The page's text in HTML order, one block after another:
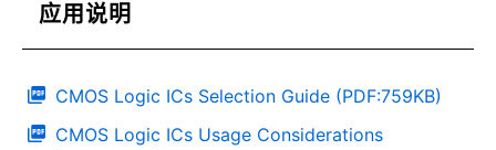
应用说明
CMOS Logic ICs Selection Guide (PDF:759KB)
CMOS Logic ICs Usage Considerations